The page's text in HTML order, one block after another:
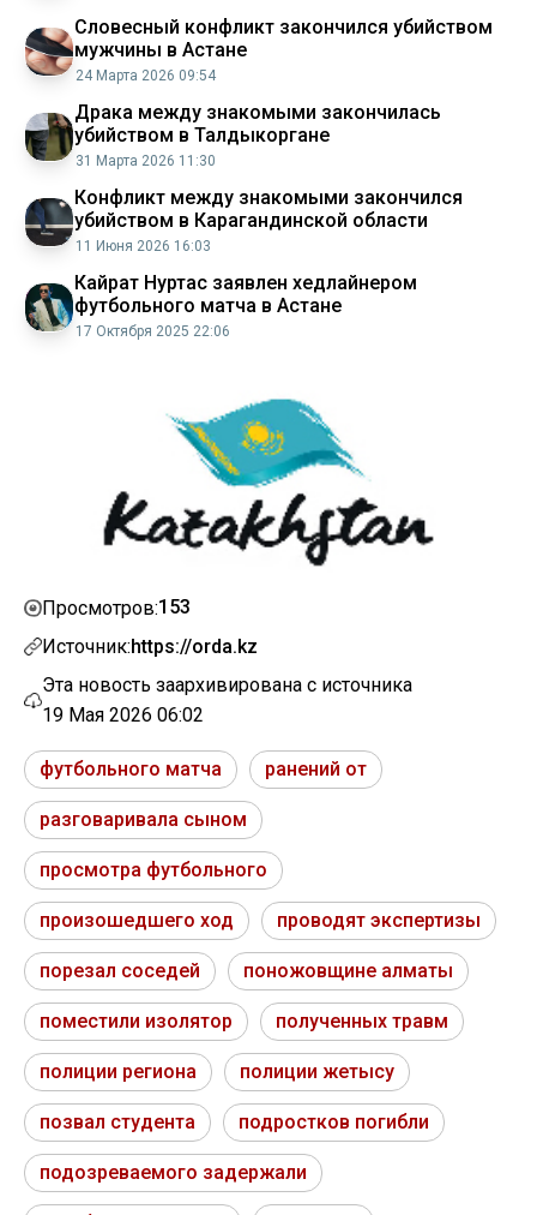
Словесный конфликт закончился убийством
мужчины в Астане
24 Марта 2026 09:54
Драка между знакомыми закончилась
убийством в Талдыкоргане
31 Марта 2026 11:30
Конфликт между знакомыми закончился
убийством в Карагандинской области
11 Июня 2026 16:03
Кайрат Нуртас заявлен хедлайнером
футбольного матча в Астане
17 Октября 2025 22:06
Просмотров:153
Источник:https://orda.kz
Эта новость заархивирована с источника
19 Мая 2026 06:02
футбольного матча ранений от
разговаривала сыном
просмотра футбольного
произошедшего ход проводят экспертизы
порезал соседей поножовщине алматы
поместили изолятор полученных травм
полиции региона полиции жетысу
позвал студента подростков погибли
подозреваемого задержали